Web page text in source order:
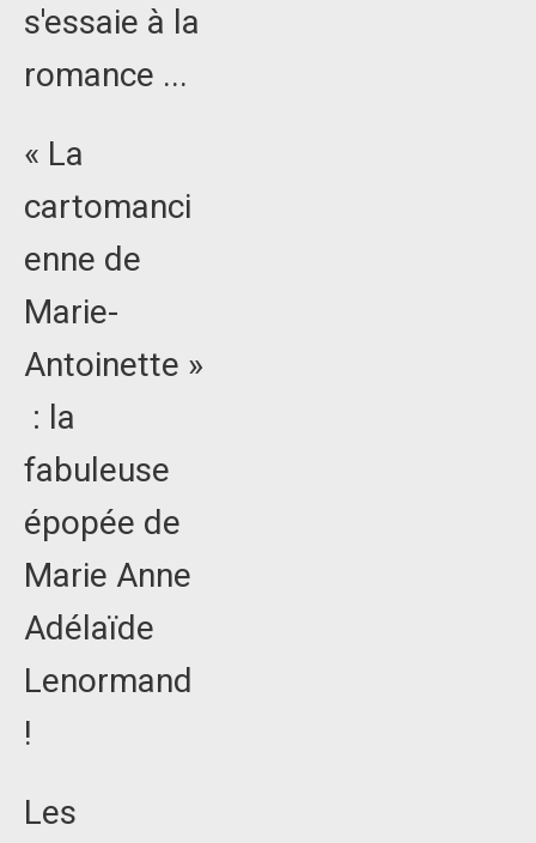
s'essaie à la
romance ...
« La
cartomanci
enne de
Marie-
Antoinette »
: la
fabuleuse
épopée de
Marie Anne
Adélaïde
Lenormand
!
Les